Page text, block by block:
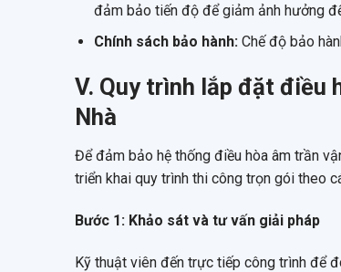
đảm bảo tiến độ để giảm ảnh hưởng
Chính sách bảo hành:Chế độ bảo
V. Quy trình lắp đặt điều
Nhà
Để đảm bảo hệ thống điều hòa âm trần
triển khai quy trình thi công trọn gói theo
Bước 1: Khảo sát và tư vấn giải pháp
Kỹ thuật viên đến trực tiếp công trình để